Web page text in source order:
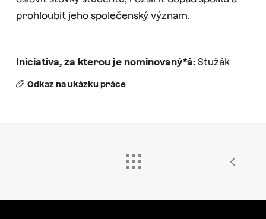
prohloubit jeho společenský význam.
Iniciativa, za kterou je nominovaný*á:Stužák
Odkaz na ukázku práce